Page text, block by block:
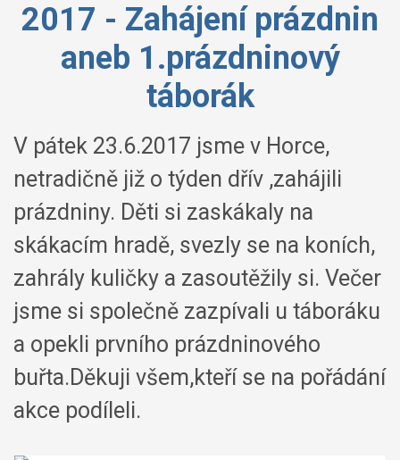
2017 - Zahájení prázdnin
aneb 1.prázdninový
táborák
V pátek 23.6.2017 jsme v Horce,
netradičně již o týden dřív ,zahájili
prázdniny. Děti si zaskákaly na
skákacím hradě, svezly se na koních,
zahrály kuličky a zasoutěžily si. Večer
jsme si společně zazpívali u táboráku
a opekli prvního prázdninového
buřta.Děkuji všem,kteří se na pořádání
akce podíleli.